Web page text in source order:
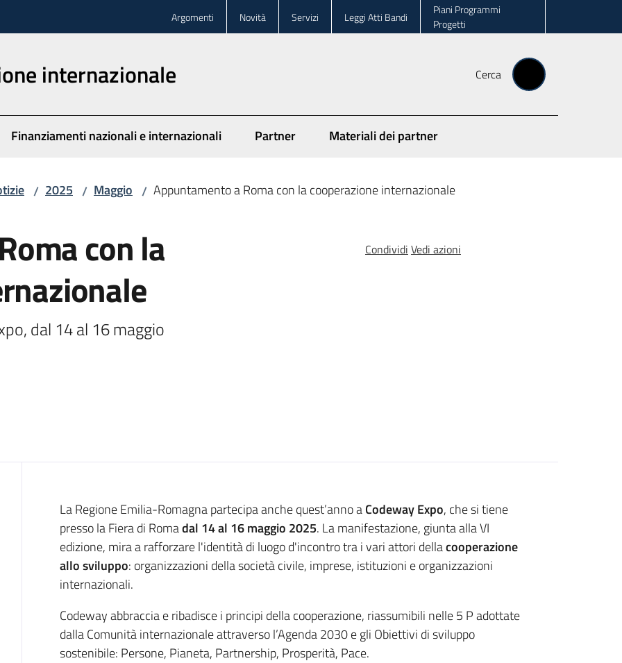
Argomenti Novità Servizi Leggi Atti Bandi
Piani Programmi
Progetti
internazionale Cerca
Finanziamenti nazionali e internazionali Partner Materiali dei partner
/ 2025 / Maggio / Appuntamento a Roma con la cooperazione internazionale
con la
dal 14 al 16 maggio
Condividi Vedi azioni
Introduzione
La Regione Emilia-Romagna partecipa anche quest’anno aCodeway Expo, che si tiene
presso la Fiera di Romadal 14 al 16 maggio 2025. La manifestazione, giunta alla VI
edizione, mira a rafforzare l'identità di luogo d'incontro tra i vari attori dellacooperazione
allo sviluppo: organizzazioni della società civile, imprese, istituzioni e organizzazioni
internazionali.
Codeway abbraccia e ribadisce i principi della cooperazione, riassumibili nelle 5 P adottate
dalla Comunità internazionale attraverso l’Agenda 2030 e gli Obiettivi di sviluppo
sostenibile: Persone, Pianeta, Partnership, Prosperità, Pace.